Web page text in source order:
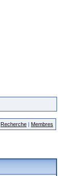
Recherche | Membres